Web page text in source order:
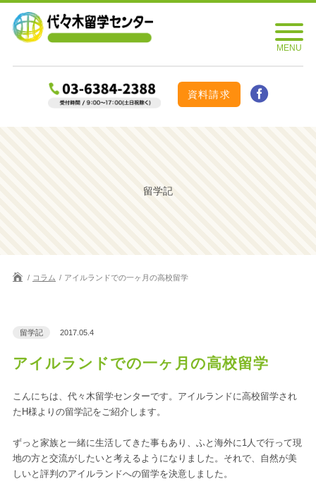
資料請求
留学記
コラム アイルランドでの一ヶ月の高校留学
留学記 2017.05.4
アイルランドでの一ヶ月の高校留学
こんにちは、代々木留学センターです。アイルランドに高校留学され
たH様よりの留学記をご紹介します。
ずっと家族と一緒に生活してきた事もあり、ふと海外に1人で行って現
地の方と交流がしたいと考えるようになりました。それで、自然が美
しいと評判のアイルランドへの留学を決意しました。